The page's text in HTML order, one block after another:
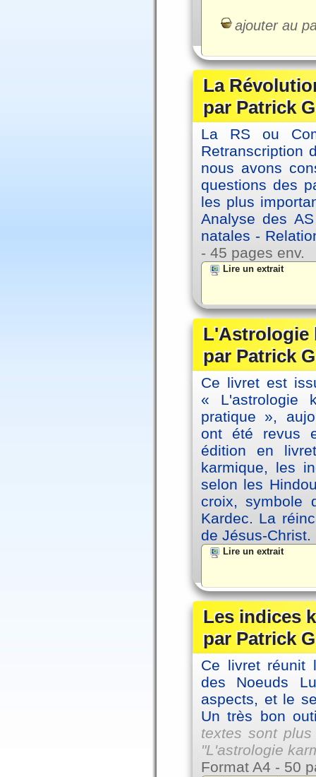
ajouter au
La
par Patrick
La RS ou
Retranscription
nous avons
questions des
les plus
Analyse des
natales -
- 45 pages env.
Lire un extrait
L'Astrologie
par Patrick
Ce livret est
« L'astrologie
pratique »,
ont été revus
édition en
karmique, les
selon les
croix, symbole
Kardec. La
de Jésus-Christ.
Lire un extrait
Les indices
par Patrick
Ce livret réunit
des Noeuds
aspects, et le
Un très bon
textes sont
"L'astrologie
Format A4 - 50